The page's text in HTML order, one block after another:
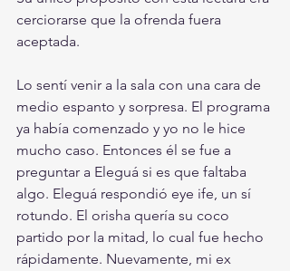
cerciorarse que la ofrenda fuera
aceptada.
Lo sentí venir a la sala con una cara de
medio espanto y sorpresa. El programa
ya había comenzado y yo no le hice
mucho caso. Entonces él se fue a
preguntar a Eleguá si es que faltaba
algo. Eleguá respondió eye ife, un sí
rotundo. El orisha quería su coco
partido por la mitad, lo cual fue hecho
rápidamente. Nuevamente, mi ex